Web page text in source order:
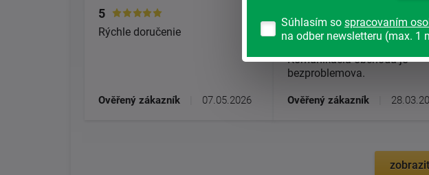
5
Rýchle doručenie
Ověřený zákazník 07.05.2026
S obchodom sme spokojni.
Matrac nam bol doruceny
Komunikacia obchodu je
bezproblemova.
Ověřený zákazník
Súhlasím so spracovaním
na odber newsletteru (max. 1